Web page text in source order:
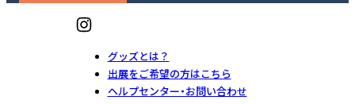
グッズとは？
出展をご希望の方はこちら
ヘルプセンター・お問い合わせ